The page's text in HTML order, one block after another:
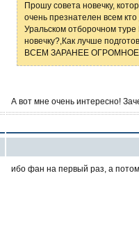
Прошу совета новечку,
очень презнателен всем
Уральском отборочном
новечку?,Как лучше
ВСЕМ ЗАРАНЕЕ
А вот мне очень интересно!
ибо фан на первый раз, а